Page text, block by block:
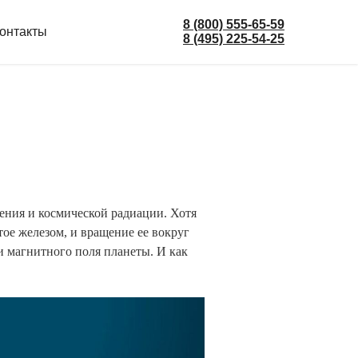
8 (800) 555-65-59
8 (495) 225-54-25
и космической радиации. Хотя
железом, и вращение ее вокруг
магнитного поля планеты. И как